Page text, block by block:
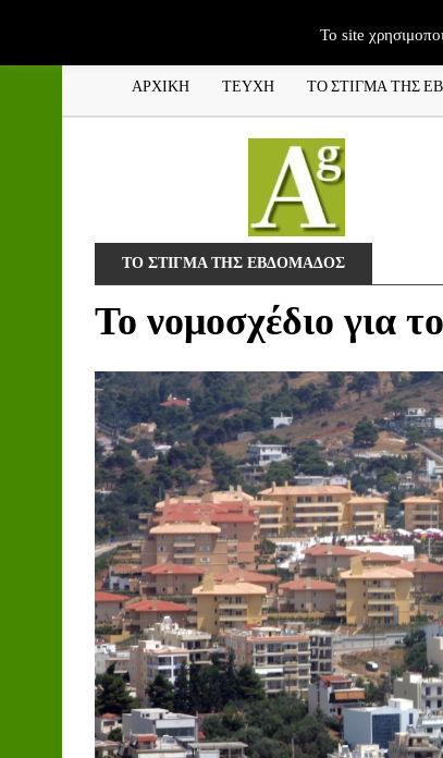
ΑΡΧΙΚΗ ΤΕΥΧΗ ΤΟ ΣΤΙΓΜΑ ΤΗΣ
ΤΟ ΣΤΙΓΜΑ ΤΗΣ ΕΒΔΟΜΑΔΟΣ
To νομοσχέδιο για
To site